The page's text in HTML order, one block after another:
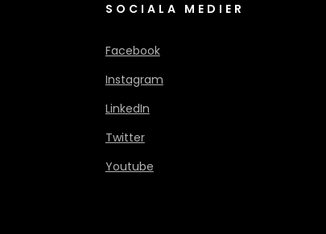
SOCIALA MEDIER
Facebook
Instagram
LinkedIn
Twitter
Youtube